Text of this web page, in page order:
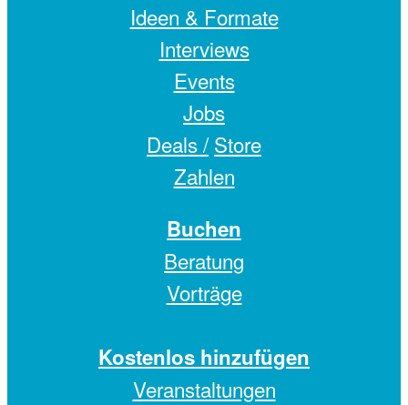
Ideen & Formate
Interviews
Events
Jobs
Deals / Store
Zahlen
Buchen
Beratung
Vorträge
Kostenlos hinzufügen
Veranstaltungen